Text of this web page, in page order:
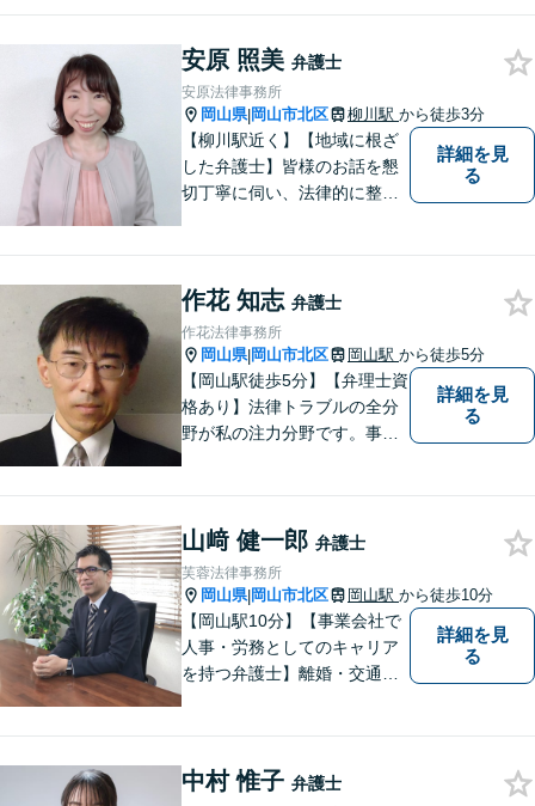
安原 照美 弁護士
安原法律事務所
岡山県|岡山市北区 柳川駅 から徒歩3分
【柳川駅近く】【地域に根ざ
した弁護士】皆様のお話を懇
切丁寧に伺い、法律的に整理
少しでも解決されますよう，
誠心誠意努力いたす所存で
す。皆様方のご来所をお待ち
しております。
詳細を見
る
作花 知志 弁護士
作花法律事務所
岡山県|岡山市北区 岡山駅 から徒歩5分
【岡山駅徒歩5分】【弁理士資
格あり】法律トラブルの全分
野が私の注力分野です。事務
ラス対応】【後払い対応】
【日弁連国際人権問題委員会
所属】お困りの方は、お気軽
にご相談下さい。
詳細を見
る
山﨑 健一郎 弁護士
芙蓉法律事務所
岡山県|岡山市北区 岡山駅 から徒歩10分
【岡山駅10分】【事業会社で
人事・労務としてのキャリア
を持つ弁護士】離婚・交通事
とお話をうかがうことを心掛
詳細を見
る
中村 惟子 弁護士